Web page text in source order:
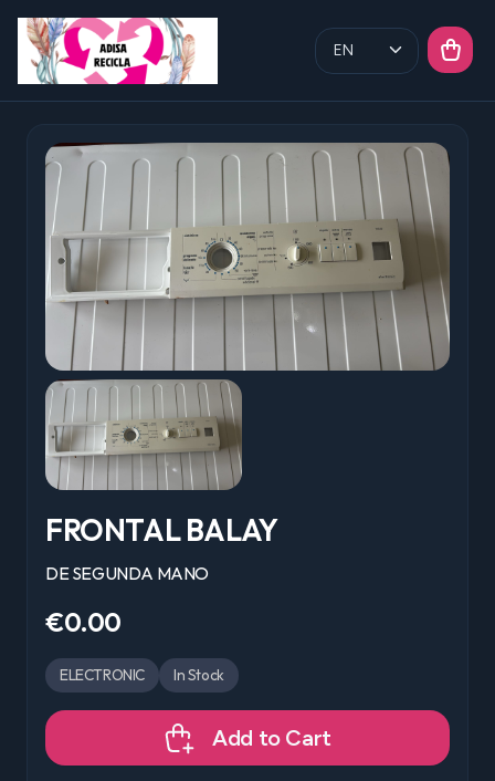
FRONTAL BALAY
DE SEGUNDA MANO
€0.00
ELECTRONIC In Stock
Add to Cart